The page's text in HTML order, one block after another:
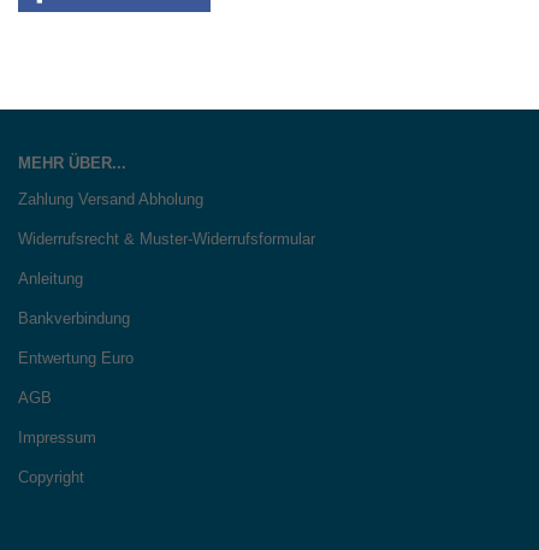
MEHR ÜBER...
Zahlung Versand Abholung
Widerrufsrecht & Muster-Widerrufsformular
Anleitung
Bankverbindung
Entwertung Euro
AGB
Impressum
Copyright